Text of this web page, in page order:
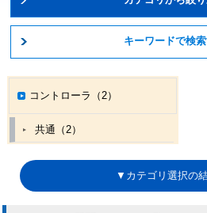
キーワードで検
コントローラ（2）
共通（2）
▼カテゴリ選択の